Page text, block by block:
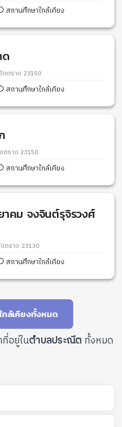
สถานศึกษาใกล้เคียง
ด
ดตราด 23150
สถานศึกษาใกล้เคียง
ตราด 23150
สถานศึกษาใกล้เคียง
าคม จงจินต์รุจิรวงศ์
ดตราด 23130
สถานศึกษาใกล้เคียง
กล้เคียงทั้งหมด
อยู่ในตำบลประณีต ทั้งหมด